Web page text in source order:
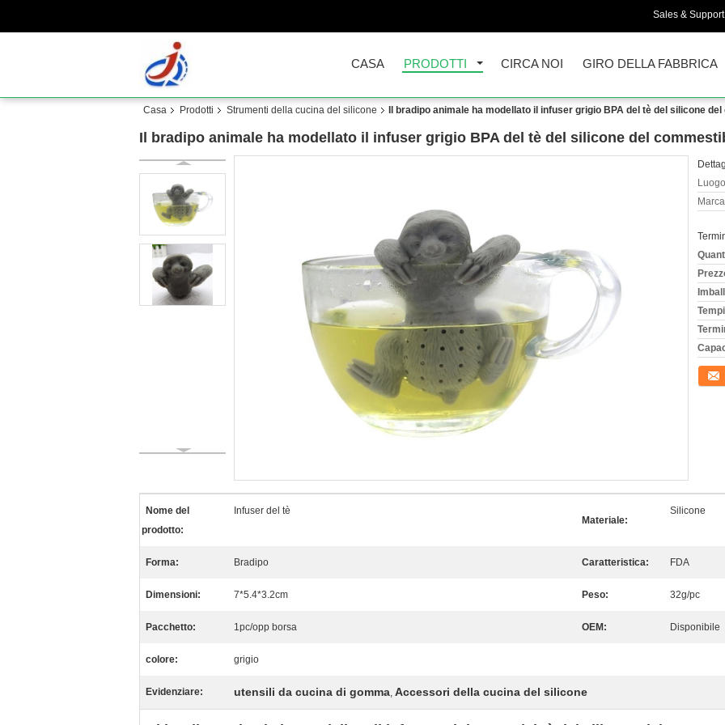
Sales &
CASA PRODOTTI CIRCA NOI GIRO DELLA FABBRICA
Casa Prodotti Strumenti della cucina del silicone Il bradipo animale ha modellato il infuser grigio BPA del tè del silicone
Il bradipo animale ha modellato il infuser grigio BPA del tè del silicone del
Nome del
prodotto:
Infuser del tè
Materiale:
Silicone
Forma: Bradipo Caratteristica: FDA
Dimensioni: 7*5.4*3.2cm Peso: 32g/pc
Pacchetto: 1pc/opp borsa OEM: Disponibile
colore: grigio
Evidenziare: utensili da cucina di gomma, Accessori della cucina del silicone